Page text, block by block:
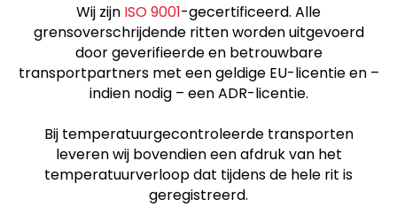
Wij zijn ISO 9001-gecertificeerd. Alle
grensoverschrijdende ritten worden uitgevoerd
door geverifieerde en betrouwbare
transportpartners met een geldige EU-licentie en –
indien nodig – een ADR-licentie.
Bij temperatuurgecontroleerde transporten
leveren wij bovendien een afdruk van het
temperatuurverloop dat tijdens de hele rit is
geregistreerd.